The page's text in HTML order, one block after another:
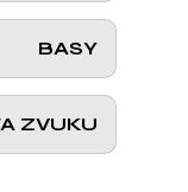
BASY
ZVUKU